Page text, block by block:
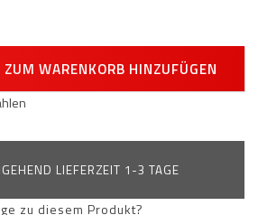
ZUM WARENKORB HINZUFÜGEN
LIEFERZEIT 1-3 TAGE